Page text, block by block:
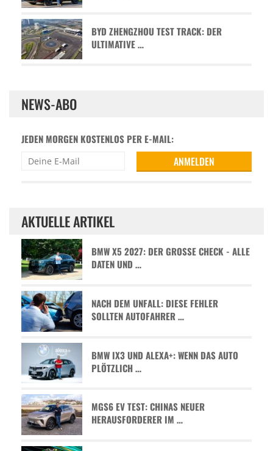
BYD ZHENGZHOU TEST TRACK: DER
ULTIMATIVE …
NEWS-ABO
JEDEN MORGEN KOSTENLOS PER E-MAIL:
AKTUELLE ARTIKEL
BMW X5 2027: DER GROSSE CHECK - ALLE D
ATEN UND …
NACH DEM UNFALL: DIESE FEHLER
SOLLTEN AUTOFAHRER …
BMW IX3 UND ALEXA+: WENN DAS AUTO
PLÖTZLICH …
MGS6 EV TEST: CHINAS NEUER
HERAUSFORDERER IM …